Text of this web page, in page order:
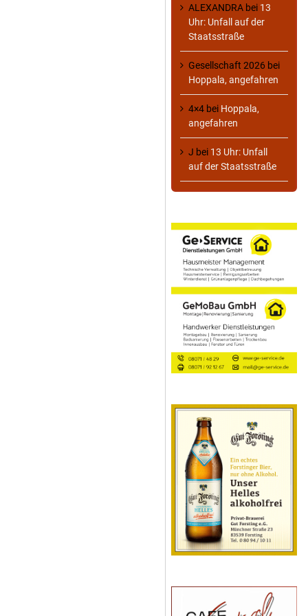
ALEXANDRA bei 13
Uhr: Unfall auf der
Staatsstraße
Gesellschaft 2026 bei
Hoppala, angefahren
4×4 bei Hoppala,
angefahren
J bei 13 Uhr: Unfall
auf der Staatsstraße